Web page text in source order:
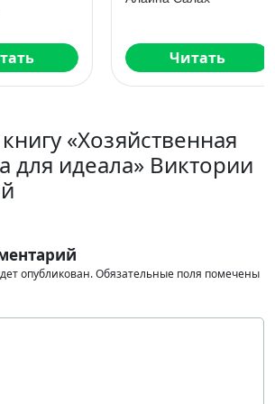
Читать
«Хозяйственная
идеала» Виктории
опубликован.Обязательные поля помечены